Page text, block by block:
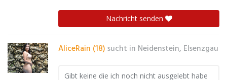
Nachricht senden
AliceRain (18) sucht in Neidenstein, Elsenzgau
Gibt keine die ich noch nicht ausgelebt habe